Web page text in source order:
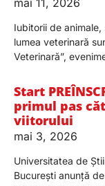
mai 11, 2026
Iubitorii de
lumea veterinară
Veterinară”,
Start
primul pas
viitorului
mai 3, 2026
Universitatea de
București anunță